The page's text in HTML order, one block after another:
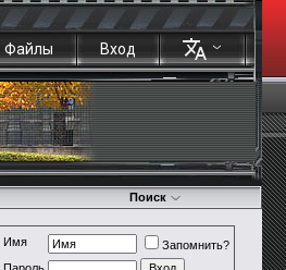
Файлы Вход
Поиск
Имя
Запомнить?